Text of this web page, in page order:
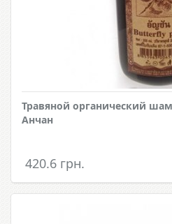
Травяной органический
Анчан
420.6 грн.